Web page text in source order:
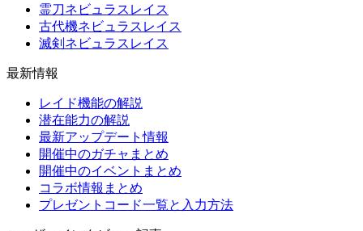
霊刀ネビュラスレイス
古代機ネビュラスレイス
滅剣ネビュラスレイス
最新情報
レイド機能の解説
潜在能力の解説
最新アップデート情報
開催中のガチャまとめ
開催中のイベントまとめ
コラボ情報まとめ
プレゼントコード一覧と入力方法